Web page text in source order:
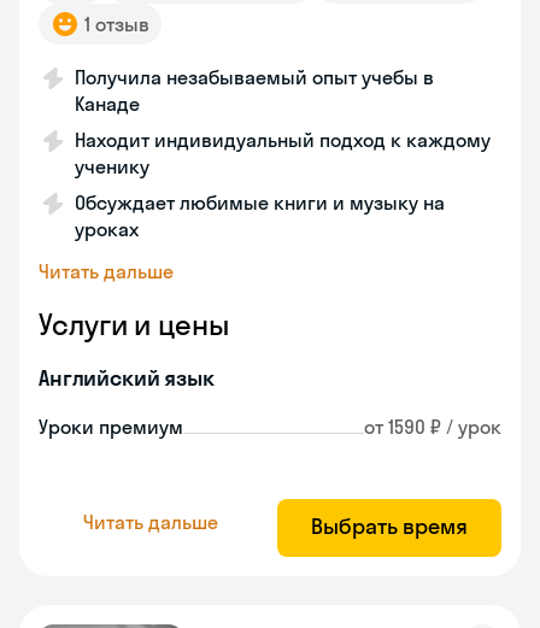
1 отзыв
Получила незабываемый опыт учебы в
Канаде
Находит индивидуальный подход к каждому
ученику
Обсуждает любимые книги и музыку на
уроках
Читать дальше
Услуги и цены
Английский язык
Уроки премиум от 1590 ₽ / урок
Читать дальше Выбрать время